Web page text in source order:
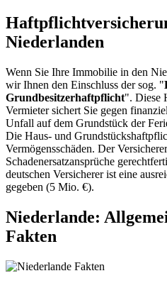
Niederlanden
Wenn Sie Ihre Immobilie in den
wir Ihnen den Einschluss der sog. "
Grundbesitzerhaftpflicht". Diese
Vermieter sichert Sie gegen
Unfall auf dem Grundstück der
Die Haus- und
Vermögensschäden. Der
Schadenersatzansprüche
deutschen Versicherer ist eine
gegeben (5 Mio. €).
Niederlande:
Fakten